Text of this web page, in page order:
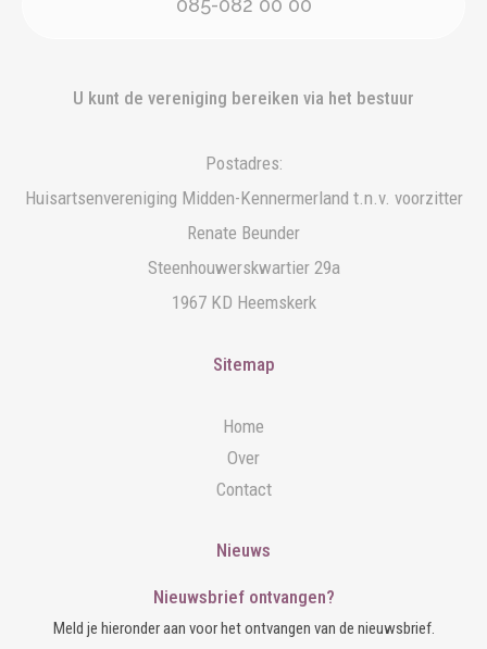
085-082 00 00
U kunt de vereniging bereiken via het bestuur
Postadres:
Huisartsenvereniging Midden-Kennermerland t.n.v. voorzitter
Renate Beunder
Steenhouwerskwartier 29a
1967 KD Heemskerk
Sitemap
Home
Over
Contact
Nieuws
Nieuwsbrief ontvangen?
Meld je hieronder aan voor het ontvangen van de nieuwsbrief.